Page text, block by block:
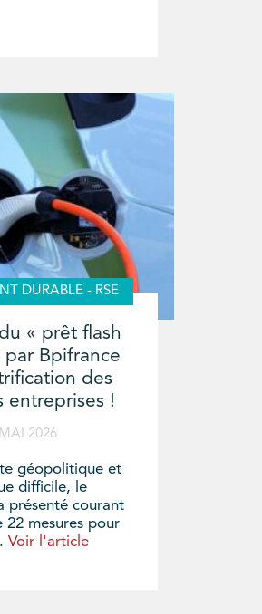
DURABLE - RSE
« prêt flash
Bpifrance
des
entreprises !
2026
géopolitique et
difficile, le
présenté courant
22 mesures pour
Voir l'article